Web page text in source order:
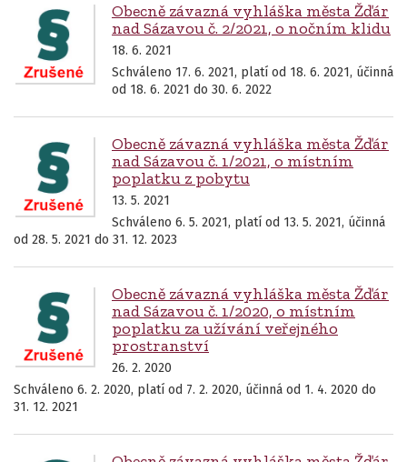
Obecně závazná vyhláška města Žďár
nad Sázavou č. 2/2021, o nočním klidu
18. 6. 2021
Schváleno 17. 6. 2021, platí od 18. 6. 2021, účinná
od 18. 6. 2021 do 30. 6. 2022
Obecně závazná vyhláška města Žďár
nad Sázavou č. 1/2021, o místním
poplatku z pobytu
13. 5. 2021
Schváleno 6. 5. 2021, platí od 13. 5. 2021, účinná
od 28. 5. 2021 do 31. 12. 2023
Obecně závazná vyhláška města Žďár
nad Sázavou č. 1/2020, o místním
poplatku za užívání veřejného
prostranství
26. 2. 2020
Schváleno 6. 2. 2020, platí od 7. 2. 2020, účinná od 1. 4. 2020 do
31. 12. 2021